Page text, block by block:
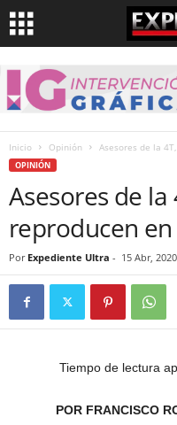
Inicio Opinión Asesores de la
OPINIÓN
Asesores de la
reproducen
Por Expediente Ultra - 15 Abr, 2020
Tiempo de lectura
POR FRANCISCO